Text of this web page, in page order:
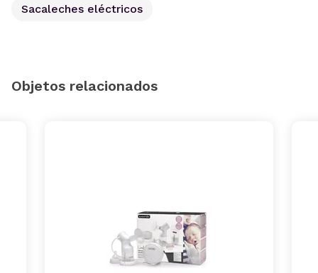
Sacaleches eléctricos
Objetos relacionados